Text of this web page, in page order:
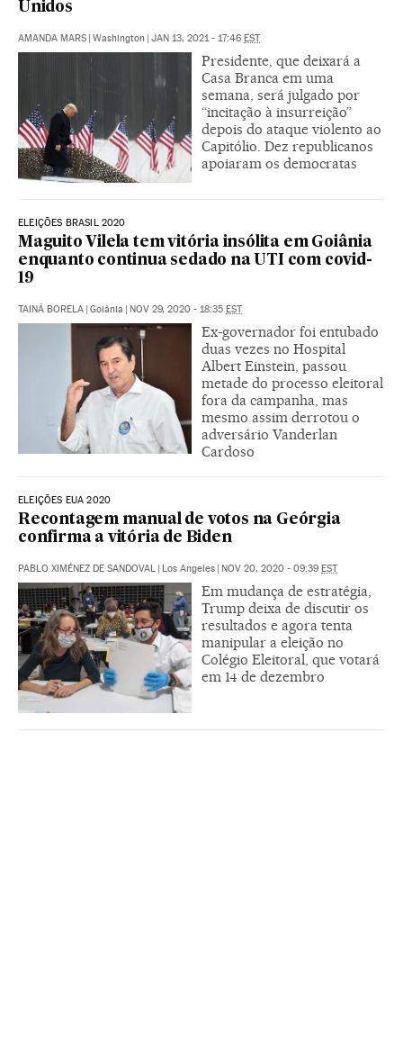
Unidos
AMANDA MARS | Washington | JAN 13, 2021 - 17:46 EST
Presidente, que deixará a
Casa Branca em uma
semana, será julgado por
“incitação à insurreição”
depois do ataque violento ao
Capitólio. Dez republicanos
apoiaram os democratas
ELEIÇÕES BRASIL 2020
Maguito Vilela tem vitória insólita em Goiânia
enquanto continua sedado na UTI com covid-
19
TAINÁ BORELA | Goiânia | NOV 29, 2020 - 18:35 EST
Ex-governador foi entubado
duas vezes no Hospital
Albert Einstein, passou
metade do processo eleitoral
fora da campanha, mas
mesmo assim derrotou o
adversário Vanderlan
Cardoso
ELEIÇÕES EUA 2020
Recontagem manual de votos na Geórgia
confirma a vitória de Biden
PABLO XIMÉNEZ DE SANDOVAL | Los Angeles | NOV 20, 2020 - 09:39 EST
Em mudança de estratégia,
Trump deixa de discutir os
resultados e agora tenta
manipular a eleição no
Colégio Eleitoral, que votará
em 14 de dezembro